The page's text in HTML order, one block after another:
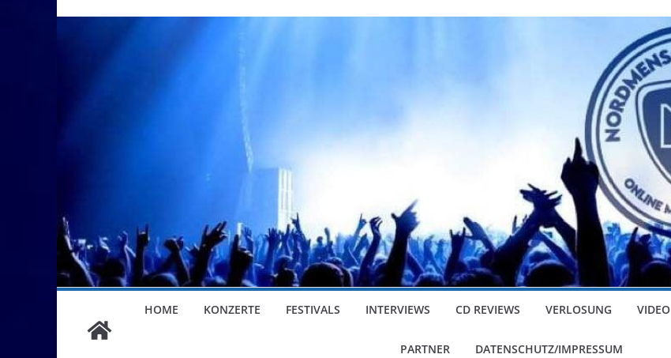
HOME KONZERTE FESTIVALS INTERVIEWS CD REVIEWS VERLOSUNG VIDEO
PARTNER DATENSCHUTZ/IMPRESSUM